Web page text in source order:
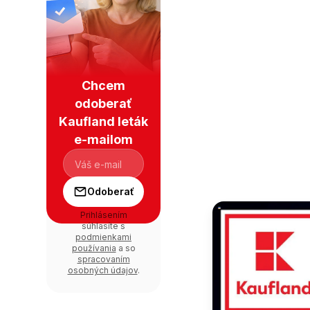
Chcem
odoberať
Kaufland leták
e-mailom
Odoberať
Prihlásením
súhlasíte s
podmienkami
používania a so
spracovaním
osobných údajov.